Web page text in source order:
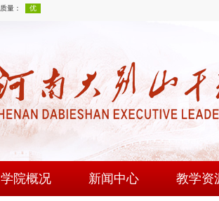
学院概况 新闻中心 教学资